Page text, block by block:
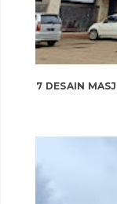
7 DESAIN